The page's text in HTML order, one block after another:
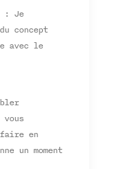
: Je
concept
avec le
faire en
un moment